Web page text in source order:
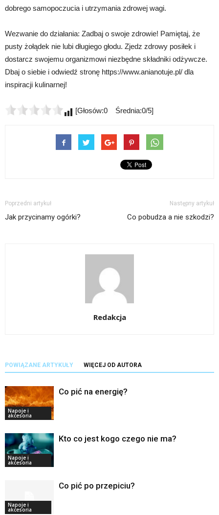
dobrego samopoczucia i utrzymania zdrowej wagi.
Wezwanie do działania: Zadbaj o swoje zdrowie! Pamiętaj, że
pusty żołądek nie lubi długiego głodu. Zjedz zdrowy posiłek i
dostarcz swojemu organizmowi niezbędne składniki odżywcze.
Dbaj o siebie i odwiedź stronę https://www.anianotuje.pl/ dla
inspiracji kulinarnej!
[Głosów:0 Średnia:0/5]
Poprzedni artykuł
Jak przycinamy ogórki?
Następny artykuł
Co pobudza a nie szkodzi?
Redakcja
POWIĄZANE ARTYKUŁY WIĘCEJ OD AUTORA
Napoje i
akcesoria
Co pić na energię?
Napoje i
akcesoria
Kto co jest kogo czego nie ma?
Napoje i
akcesoria
Co pić po przepiciu?